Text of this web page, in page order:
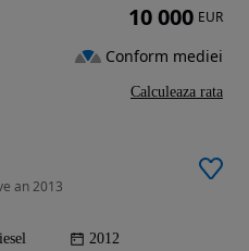
an 2013
2012
10 000 EUR
Conform mediei
Calculeaza rata